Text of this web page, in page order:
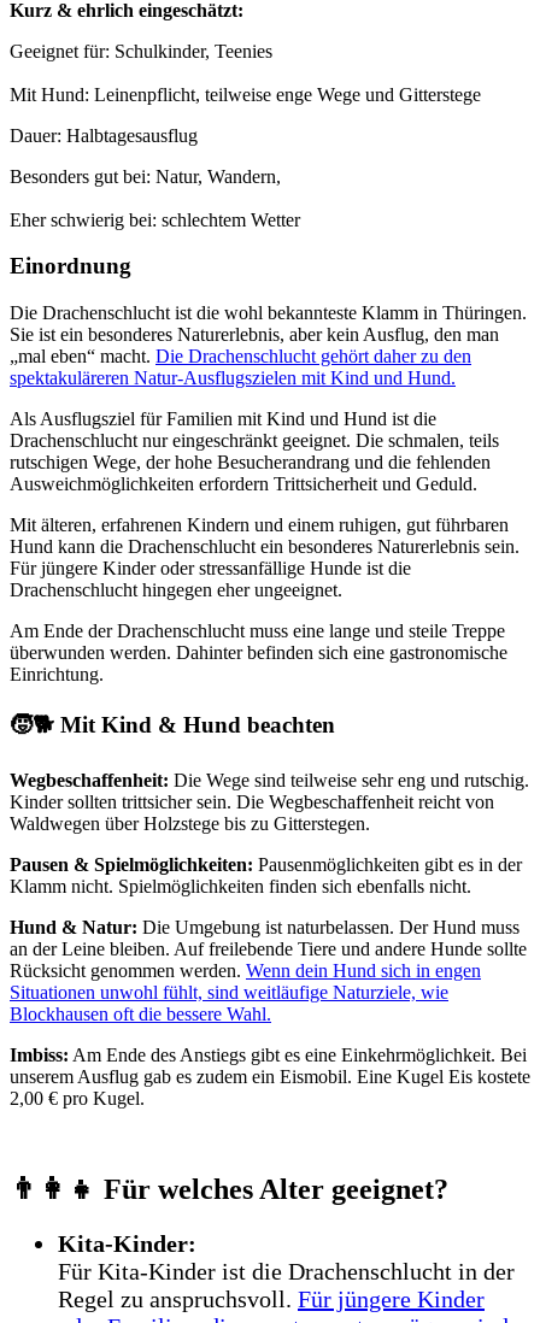
Kurz & ehrlich eingeschätzt:
Geeignet für: Schulkinder, Teenies
Mit Hund: Leinenpflicht, teilweise enge Wege und Gitterstege
Dauer: Halbtagesausflug
Besonders gut bei: Natur, Wandern,
Eher schwierig bei: schlechtem Wetter
Einordnung
Die Drachenschlucht ist die wohl bekannteste Klamm in Thüringen.
Sie ist ein besonderes Naturerlebnis, aber kein Ausflug, den man
„mal eben“ macht. Die Drachenschlucht gehört daher zu den
spektakuläreren Natur-Ausflugszielen mit Kind und Hund.
Als Ausflugsziel für Familien mit Kind und Hund ist die
Drachenschlucht nur eingeschränkt geeignet. Die schmalen, teils
rutschigen Wege, der hohe Besucherandrang und die fehlenden
Ausweichmöglichkeiten erfordern Trittsicherheit und Geduld.
Mit älteren, erfahrenen Kindern und einem ruhigen, gut führbaren
Hund kann die Drachenschlucht ein besonderes Naturerlebnis sein.
Für jüngere Kinder oder stressanfällige Hunde ist die
Drachenschlucht hingegen eher ungeeignet.
Am Ende der Drachenschlucht muss eine lange und steile Treppe
überwunden werden. Dahinter befinden sich eine gastronomische
Einrichtung.
🧒🐕 Mit Kind & Hund beachten
Wegbeschaffenheit: Die Wege sind teilweise sehr eng und rutschig.
Kinder sollten trittsicher sein. Die Wegbeschaffenheit reicht von
Waldwegen über Holzstege bis zu Gitterstegen.
Pausen & Spielmöglichkeiten: Pausenmöglichkeiten gibt es in der
Klamm nicht. Spielmöglichkeiten finden sich ebenfalls nicht.
Hund & Natur: Die Umgebung ist naturbelassen. Der Hund muss
an der Leine bleiben. Auf freilebende Tiere und andere Hunde sollte
Rücksicht genommen werden. Wenn dein Hund sich in engen
Situationen unwohl fühlt, sind weitläufige Naturziele, wie
Blockhausen oft die bessere Wahl.
Imbiss: Am Ende des Anstiegs gibt es eine Einkehrmöglichkeit. Bei
unserem Ausflug gab es zudem ein Eismobil. Eine Kugel Eis kostete
2,00 € pro Kugel.
👨‍👩‍👧 Für welches Alter geeignet?
Kita-Kinder:
Für Kita-Kinder ist die Drachenschlucht in der
Regel zu anspruchsvoll. Für jüngere Kinder